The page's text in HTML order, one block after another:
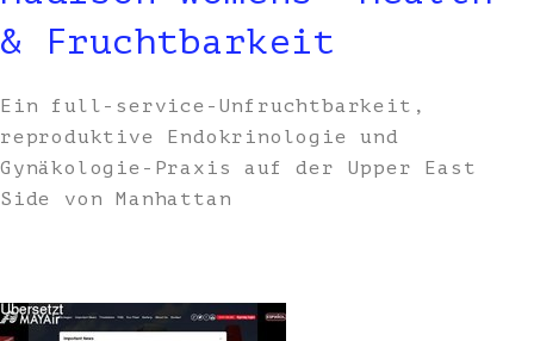
& Fruchtbarkeit
Ein full-service-Unfruchtbarkeit,
reproduktive Endokrinologie und
Gynäkologie-Praxis auf der Upper East
Side von Manhattan